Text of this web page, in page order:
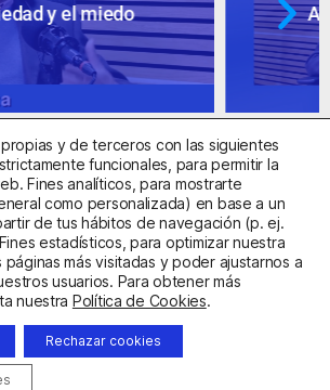
supuestos cuestionables
Autorizado con el código E08737002
de PrivacidadPolítica de Cookies
Teléfonos:932263020
y de terceros con las siguientes
funcionales, para permitir la
Fines analíticos, para mostrarte
como personalizada) en base a un
de tus hábitos de navegación (p. ej.
estadísticos, para optimizar nuestra
más visitadas y poder ajustarnos a
usuarios. Para obtener más
nuestra Política de Cookies.
Rechazar cookies